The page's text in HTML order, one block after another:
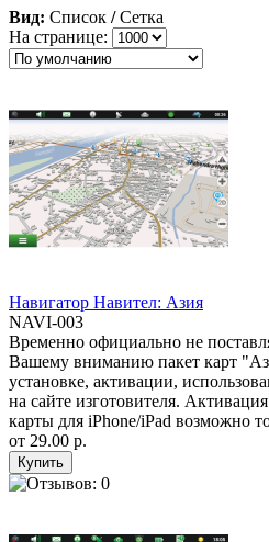
Вид: Список / Сетка
На странице:
Навигатор Навител: Азия
NAVI-003
Временно официально не
Вашему вниманию пакет карт
установке, активации,
на сайте изготовителя.
карты для iPhone/iPad возможно
от 29.00 р.